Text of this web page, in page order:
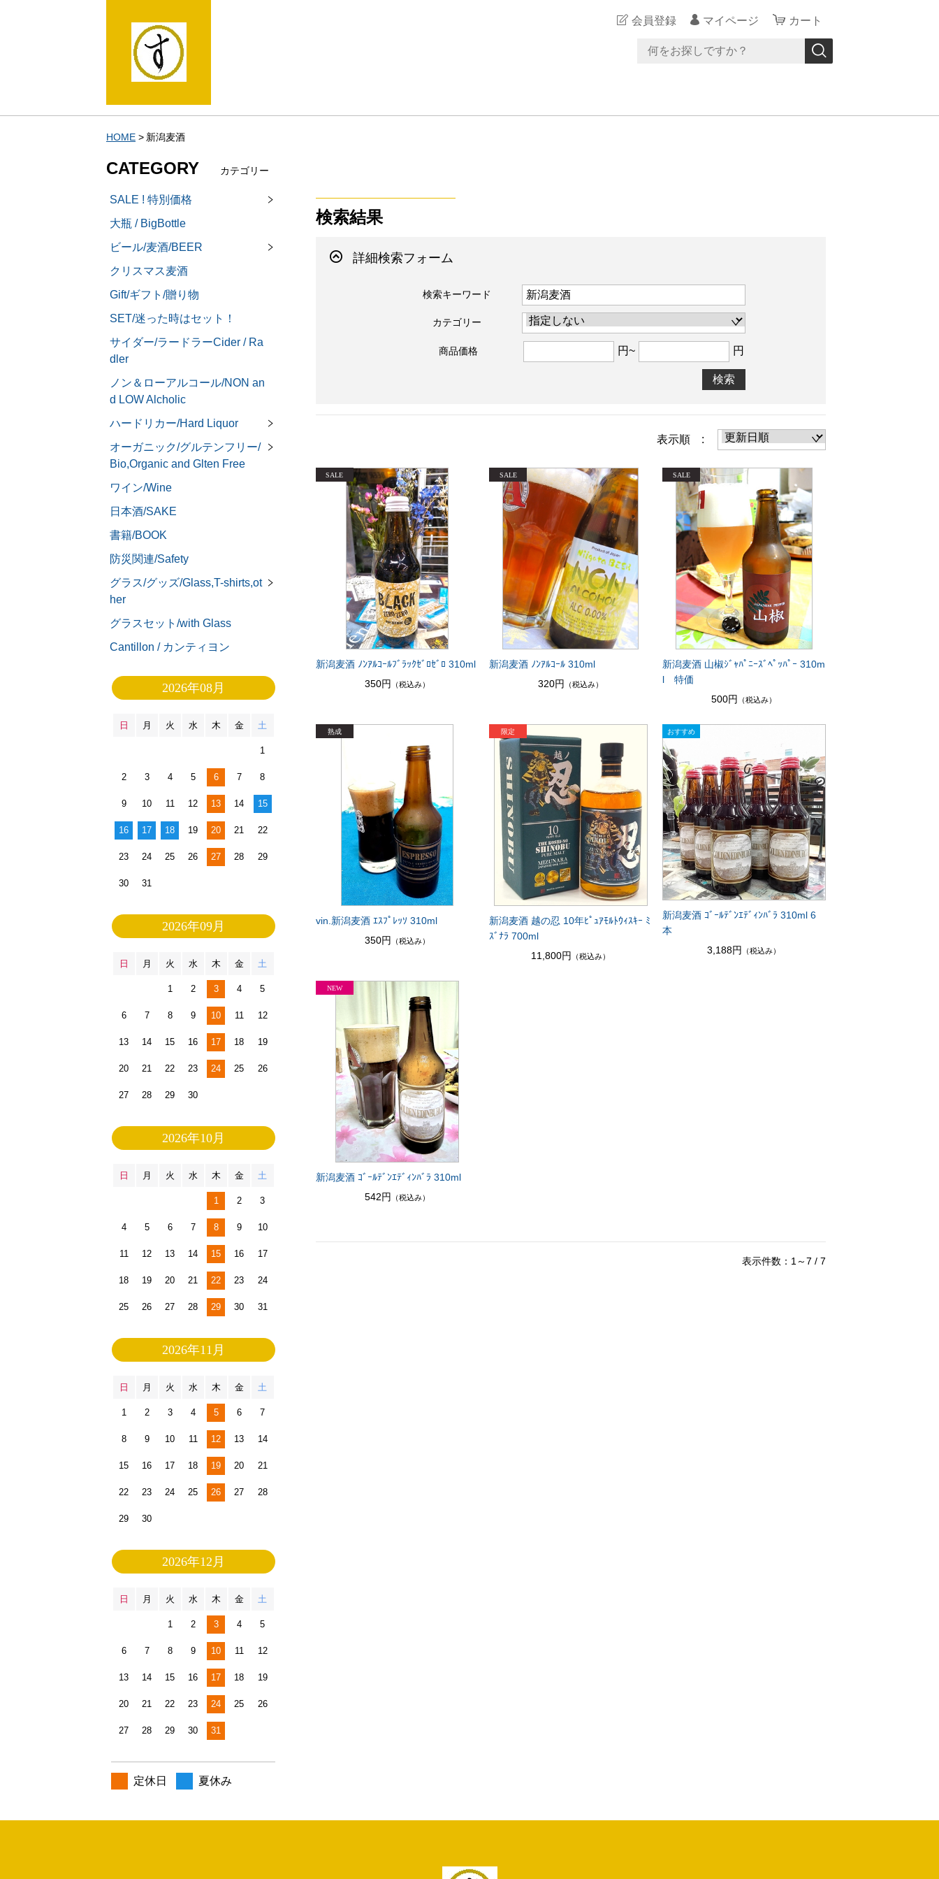
会員登録 マイページ カート
HOME 新潟麦酒
検索結果
詳細検索フォーム
検索キーワード
カテゴリー
商品価格 円~ 円
検索
表示順 :
新潟麦酒 ﾉﾝｱﾙｺｰﾙﾌﾞﾗｯｸｾﾞﾛｾﾞﾛ 310ml
350円
（税込み）
新潟麦酒 ﾉﾝｱﾙｺｰﾙ 310ml
320円
（税込み）
新潟麦酒 山椒ｼﾞｬﾊﾟﾆｰｽﾞﾍﾟｯﾊﾟｰ 310m
l 特価
500円
（税込み）
vin.新潟麦酒 ｴｽﾌﾟﾚｯｿ 310ml
350円
（税込み）
新潟麦酒 越の忍 10年ﾋﾟｭｱﾓﾙﾄｳｨｽｷｰ ﾐ
ｽﾞﾅﾗ 700ml
11,800円
（税込み）
新潟麦酒 ｺﾞｰﾙﾃﾞﾝｴﾃﾞｨﾝﾊﾞﾗ 310ml 6
本
3,188円
（税込み）
新潟麦酒 ｺﾞｰﾙﾃﾞﾝｴﾃﾞｨﾝﾊﾞﾗ 310ml
542円
（税込み）
表示件数：1～7 / 7
CATEGORY カテゴリー
SALE ! 特別価格
大瓶 / BigBottle
ビール/麦酒/BEER
クリスマス麦酒
Gift/ギフト/贈り物
SET/迷った時はセット！
サイダー/ラードラーCider / Ra
dler
ノン＆ローアルコール/NON an
d LOW Alcholic
ハードリカー/Hard Liquor
オーガニック/グルテンフリー/
Bio,Organic and Glten Free
ワイン/Wine
日本酒/SAKE
書籍/BOOK
防災関連/Safety
グラス/グッズ/Glass,T-shirts,ot
her
グラスセット/with Glass
Cantillon / カンティヨン
2026年08月
日 月 火 水 木 金 土
1
2 3 4 5 6 7 8
9 10 11 12 13 14 15
16 17 18 19 20 21 22
23 24 25 26 27 28 29
30 31
2026年09月
日 月 火 水 木 金 土
1 2 3 4 5
6 7 8 9 10 11 12
13 14 15 16 17 18 19
20 21 22 23 24 25 26
27 28 29 30
2026年10月
日 月 火 水 木 金 土
1 2 3
4 5 6 7 8 9 10
11 12 13 14 15 16 17
18 19 20 21 22 23 24
25 26 27 28 29 30 31
2026年11月
日 月 火 水 木 金 土
1 2 3 4 5 6 7
8 9 10 11 12 13 14
15 16 17 18 19 20 21
22 23 24 25 26 27 28
29 30
2026年12月
日 月 火 水 木 金 土
1 2 3 4 5
6 7 8 9 10 11 12
13 14 15 16 17 18 19
20 21 22 23 24 25 26
27 28 29 30 31
定休日 夏休み